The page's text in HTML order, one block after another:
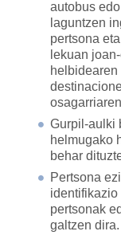
autobus
laguntzen
pertsona
lekuan
Gurpil-aulki
helmugako
behar
Pertsona
identifikazio
pertsonak
galtzen dira.